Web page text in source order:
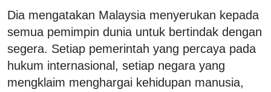
Dia mengatakan Malaysia menyerukan kepada
semua pemimpin dunia untuk bertindak dengan
segera. Setiap pemerintah yang percaya pada
hukum internasional, setiap negara yang
mengklaim menghargai kehidupan manusia,